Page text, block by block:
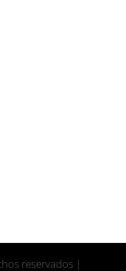
reservados |